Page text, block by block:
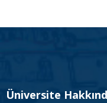
Üniversite